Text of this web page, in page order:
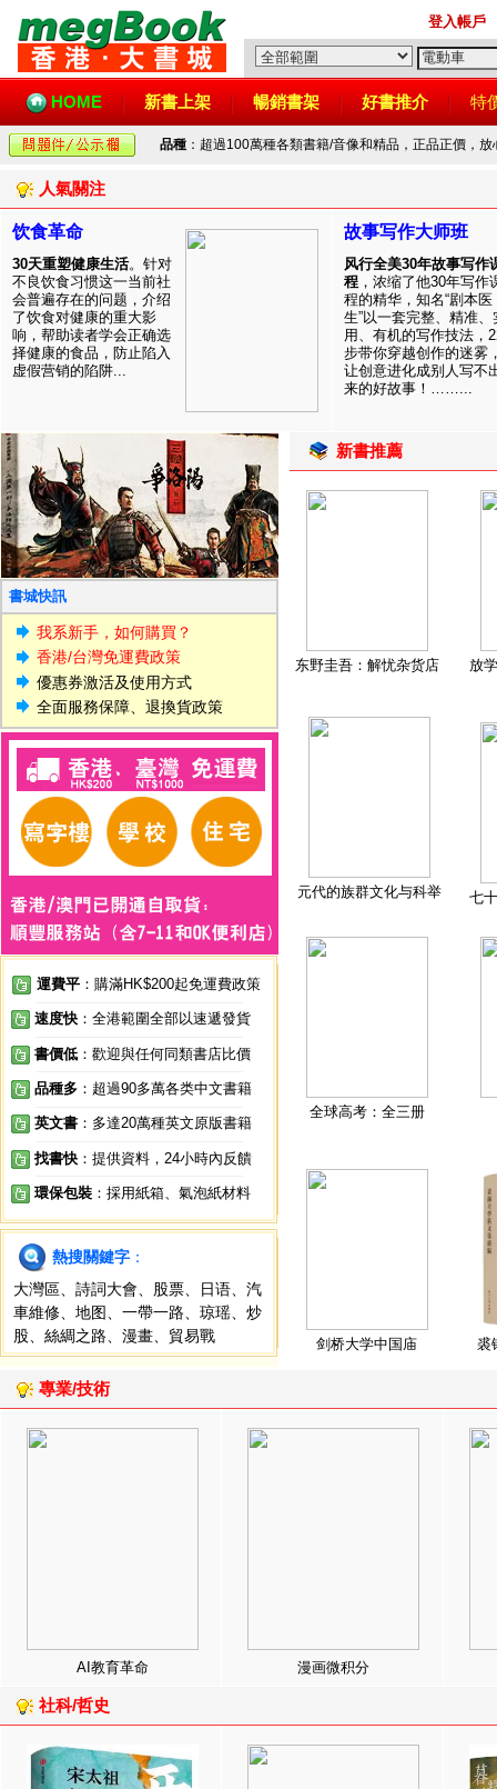
登入帳戶
HOME 新書上架 暢銷書架 好書推介 特
品種 ：超過100萬種各類書籍/音像和精品，正品正價，
人氣關注
饮食革命
30天重塑健康生活。针对
不良饮食习惯这一当前社
会普遍存在的问题，介绍
了饮食对健康的重大影
响，帮助读者学会正确选
择健康的食品，防止陷入
虚假营销的陷阱...
故事写作大师班
风行全美30年故事写作
程 ，浓缩了他30年写作
程的精华，知名“剧本医
生”以一套完整、精准、
用、有机的写作技法，
步带你穿越创作的迷雾
让创意进化成别人写不
来的好故事！……...
書城快訊
我系新手，如何購買？
香港/台灣免運費政策
優惠券激活及使用方式
全面服務保障、退換貨政策
運費平 ：購滿HK$200起免運費政策
速度快 ：全港範圍全部以速遞發貨
書價低 ：歡迎與任何同類書店比價
品種多 ：超過90多萬各类中文書籍
英文書 ：多達20萬種英文原版書籍
找書快 ：提供資料，24小時內反饋
環保包裝 ：採用紙箱、氣泡紙材料
熱搜關鍵字 ：
大灣區
詩詞大會 股票 日语
汽
車維修
地图 一帶一路 琼瑶
炒
股
絲綢之路 漫畫 貿易戰
新書推薦
东野圭吾：解忧杂货店 放
元代的族群文化与科举 七
全球高考：全三册
剑桥大学中国庙 裘
專業/技術
AI教育革命 漫画微积分
社科/哲史